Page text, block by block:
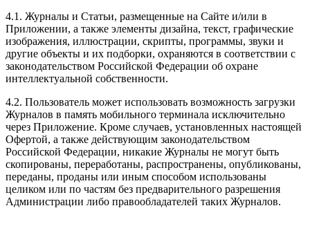
4.1. Журналы и Статьи, размещенные на Сайте и/или в
Приложении, а также элементы дизайна, текст, графические
изображения, иллюстрации, скрипты, программы, звуки и
другие объекты и их подборки, охраняются в соответствии с
законодательством Российской Федерации об охране
интеллектуальной собственности.
4.2. Пользователь может использовать возможность загрузки
Журналов в память мобильного терминала исключительно
через Приложение. Кроме случаев, установленных настоящей
Офертой, а также действующим законодательством
Российской Федерации, никакие Журналы не могут быть
скопированы, переработаны, распространены, опубликованы,
переданы, проданы или иным способом использованы
целиком или по частям без предварительного разрешения
Администрации либо правообладателей таких Журналов.